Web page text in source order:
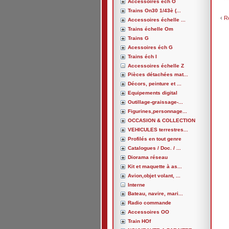
Accessoires éch O
Trains On30 1/43è (...
Accessoires échelle ...
Trains échelle Om
Trains G
Acessoires éch G
Trains éch I
Accessoires échelle Z
Pièces détachées mat...
Décors, peinture et ...
Equipements digital
Outillage-graissage-...
Figurines,personnage...
OCCASION & COLLECTION
VEHICULES terrestres...
Profilés en tout genre
Catalogues / Doc. / ...
Diorama réseau
Kit et maquette à as...
Avion,objet volant, ...
Interne
Bateau, navire, mari...
Radio commande
Accessoires OO
Train HOf
‹